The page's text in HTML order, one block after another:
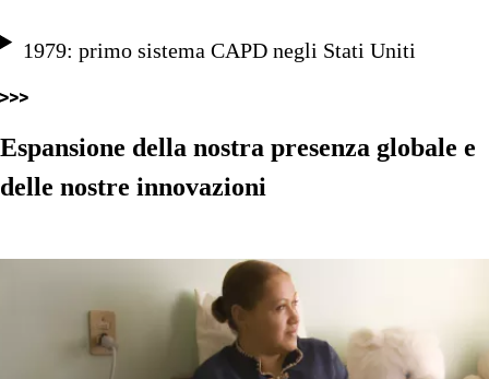
1979: primo sistema CAPD negli Stati Uniti
Espansione della nostra presenza globale e
delle nostre innovazioni